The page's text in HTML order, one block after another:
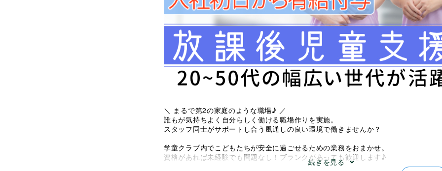
続きを見る
＼ まるで第2の家庭のような職場♪ ／
誰もが気持ちよく自分らしく働ける職場作りを実施。
スタッフ同士がサポートし合う風通しの良い環境で働きませんか？
学童クラブ内でこどもたちが安全に過ごせるための業務をおまかせ。
資格があれば未経験でも問題なし！ブランクがあっても歓迎します♪